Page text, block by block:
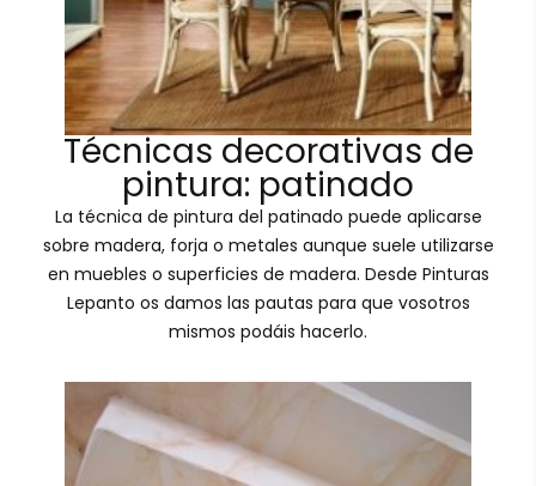
Técnicas decorativas de
pintura: patinado
La técnica de pintura del patinado puede aplicarse
sobre madera, forja o metales aunque suele utilizarse
en muebles o superficies de madera. Desde Pinturas
Lepanto os damos las pautas para que vosotros
mismos podáis hacerlo.